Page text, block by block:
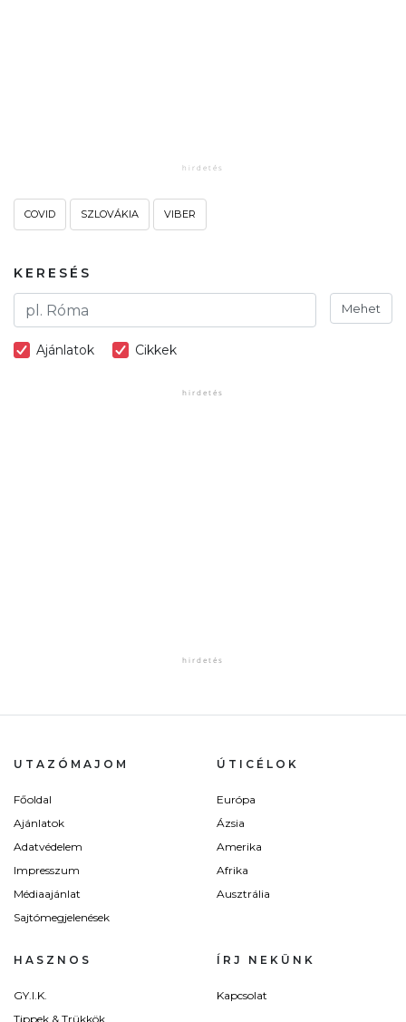
COVID SZLOVÁKIA VIBER
KERESÉS
Mehet
Ajánlatok Cikkek
UTAZÓMAJOM
Főoldal
Ajánlatok
Adatvédelem
Impresszum
Médiaajánlat
Sajtómegjelenések
ÚTICÉLOK
Európa
Ázsia
Amerika
Afrika
Ausztrália
HASZNOS
GY.I.K.
Tippek & Trükkök
ÍRJ NEKÜNK
Kapcsolat